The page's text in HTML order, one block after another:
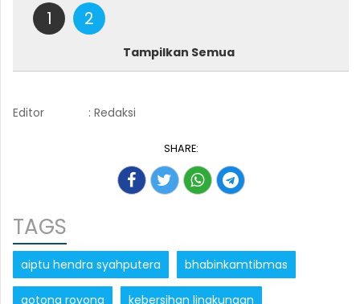
1 2
Tampilkan Semua
Editor : Redaksi
SHARE:
TAGS
aiptu hendra syahputera bhabinkamtibmas
gotong royong kebersihan lingkungan